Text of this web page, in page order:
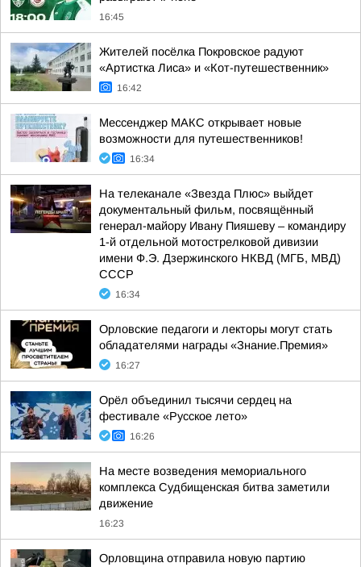
16:45
Жителей посёлка Покровское радуют
«Артистка Лиса» и «Кот-путешественник»
16:42
Мессенджер МАКС открывает новые
возможности для путешественников!
16:34
На телеканале «Звезда Плюс» выйдет
документальный фильм, посвящённый
генерал-майору Ивану Пияшеву – командиру
1-й отдельной мотострелковой дивизии
имени Ф.Э. Дзержинского НКВД (МГБ, МВД)
СССР
16:34
Орловские педагоги и лекторы могут стать
обладателями награды «Знание.Премия»
16:27
Орёл объединил тысячи сердец на
фестивале «Русское лето»
16:26
На месте возведения мемориального
комплекса Судбищенская битва заметили
движение
16:23
Орловщина отправила новую партию